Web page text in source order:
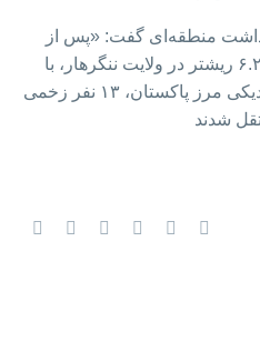
منطقه‌ای گفت: «پس از
زلزله پنج‌شنبه شب به بزرگی ۶.۲ ریشتر در ولایت ننگرهار، با
مرکزیت ولسوالی شیوه در نزدیکی مرز پاکستان، ۱۳ نفر زخمی